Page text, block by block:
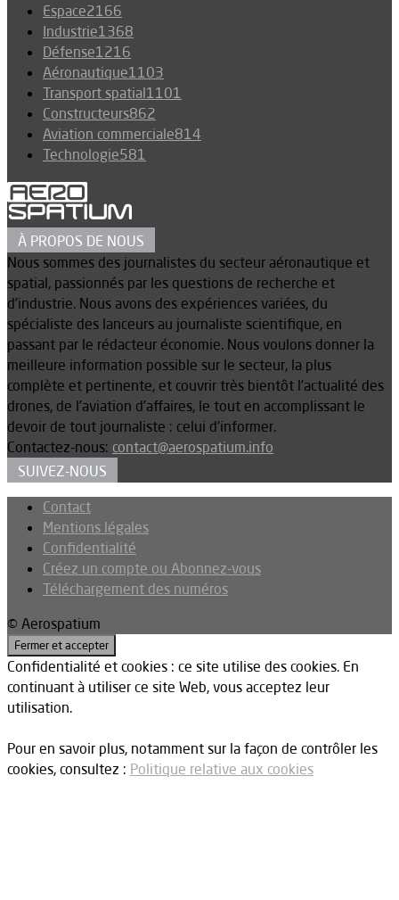
Espace2166
Industrie1368
Défense1216
Aéronautique1103
Transport spatial1101
Constructeurs862
Aviation commerciale814
Technologie581
À PROPOS DE NOUS
Nous sommes des journalistes du secteur aéronautique et
spatial, passionnés par les questions de recherche et
d’industrie. Nous avons des expériences variées, du
spécialiste des lanceurs au journaliste scientifique, en
passant par le rédacteur économie. Nous voulons donner la
meilleure information possible sur le secteur, la plus
complète et pertinente, et couvrir très bientôt l’actualité des
drones, de l’aviation d’affaires, le tout en accomplissant le
devoir de tout journaliste : celui d’informer.
Contactez-nous: contact@aerospatium.info
SUIVEZ-NOUS
Contact
Mentions légales
Confidentialité
Créez un compte ou Abonnez-vous
Téléchargement des numéros
© Aerospatium
Confidentialité et cookies : ce site utilise des cookies. En
continuant à utiliser ce site Web, vous acceptez leur
utilisation.
Pour en savoir plus, notamment sur la façon de contrôler les
cookies, consultez : Politique relative aux cookies